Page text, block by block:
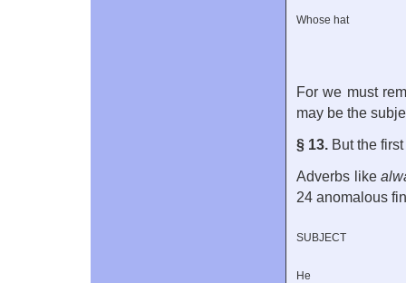
Whose hat
For we must
may be the
§ 13. But the
Adverbs like
24 anomalous
SUBJECT
He